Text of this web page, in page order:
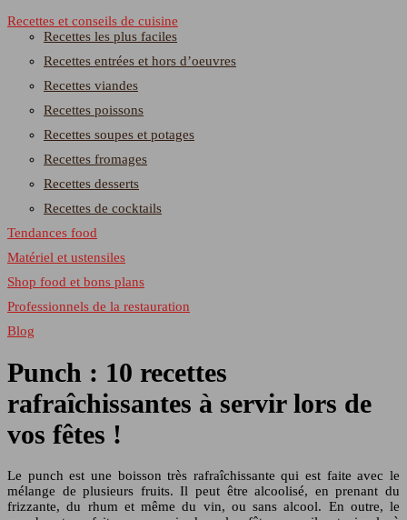
Recettes et conseils de cuisine
Recettes les plus faciles
Recettes entrées et hors d’oeuvres
Recettes viandes
Recettes poissons
Recettes soupes et potages
Recettes fromages
Recettes desserts
Recettes de cocktails
Tendances food
Matériel et ustensiles
Shop food et bons plans
Professionnels de la restauration
Blog
Punch : 10 recettes
rafraîchissantes à servir lors de
vos fêtes !
Le punch est une boisson très rafraîchissante qui est faite avec le
mélange de plusieurs fruits. Il peut être alcoolisé, en prenant du
frizzante, du rhum et même du vin, ou sans alcool. En outre, le